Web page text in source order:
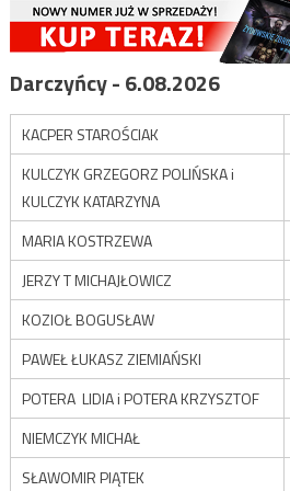
Darczyńcy - 6.08.2026
KACPER STAROŚCIAK
KULCZYK GRZEGORZ POLIŃSKA i
KULCZYK KATARZYNA
MARIA KOSTRZEWA
JERZY T MICHAJŁOWICZ
KOZIOŁ BOGUSŁAW
PAWEŁ ŁUKASZ ZIEMIAŃSKI
POTERA LIDIA i POTERA KRZYSZTOF
NIEMCZYK MICHAŁ
SŁAWOMIR PIĄTEK